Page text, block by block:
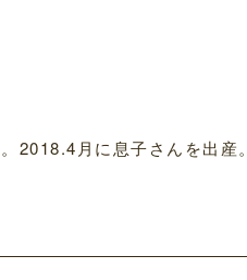
2018.4月に息子さんを出産。